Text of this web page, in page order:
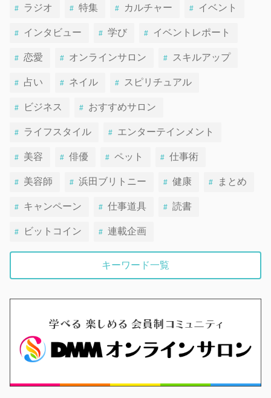
ラジオ 特集 カルチャー イベント
インタビュー 学び イベントレポート
恋愛 オンラインサロン スキルアップ
占い ネイル スピリチュアル
ビジネス おすすめサロン
ライフスタイル エンターテインメント
美容 俳優 ペット 仕事術
美容師 浜田ブリトニー 健康 まとめ
キャンペーン 仕事道具 読書
ビットコイン 連載企画
キーワード一覧